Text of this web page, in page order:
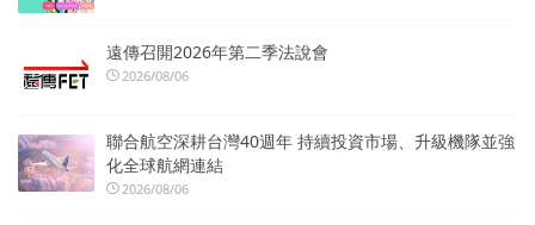
遠傳召開2026年第二季法說會
2026/08/06
聯合航空深耕台灣40週年 持續投資市場、升級機隊並強
化全球航網連結
2026/08/06